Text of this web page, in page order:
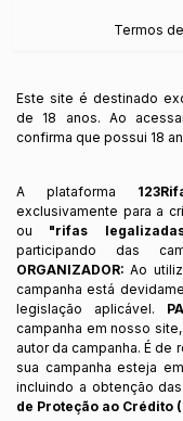
Termos
Este site é destinado
de 18 anos. Ao
confirma que possui 18
A plataforma
exclusivamente para a
ou "rifas
participando das
ORGANIZADOR: Ao
campanha está
legislação aplicável.
campanha em nosso
autor da campanha. É
sua campanha esteja
incluindo a obtenção
de Proteção ao Crédito